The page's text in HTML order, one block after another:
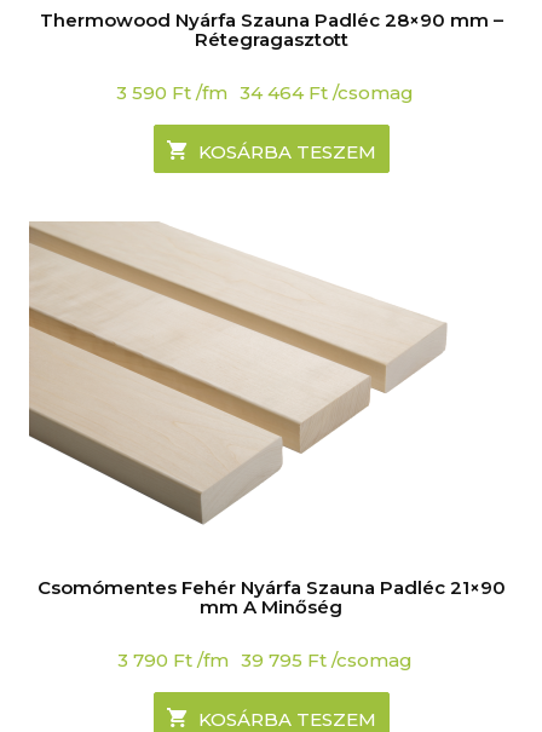
Thermowood Nyárfa Szauna Padléc 28×90 mm –
Rétegragasztott
3 590 Ft /fm 34 464 Ft /csomag
KOSÁRBA TESZEM
Csomómentes Fehér Nyárfa Szauna Padléc 21×90
mm A Minőség
3 790 Ft /fm 39 795 Ft /csomag
KOSÁRBA TESZEM